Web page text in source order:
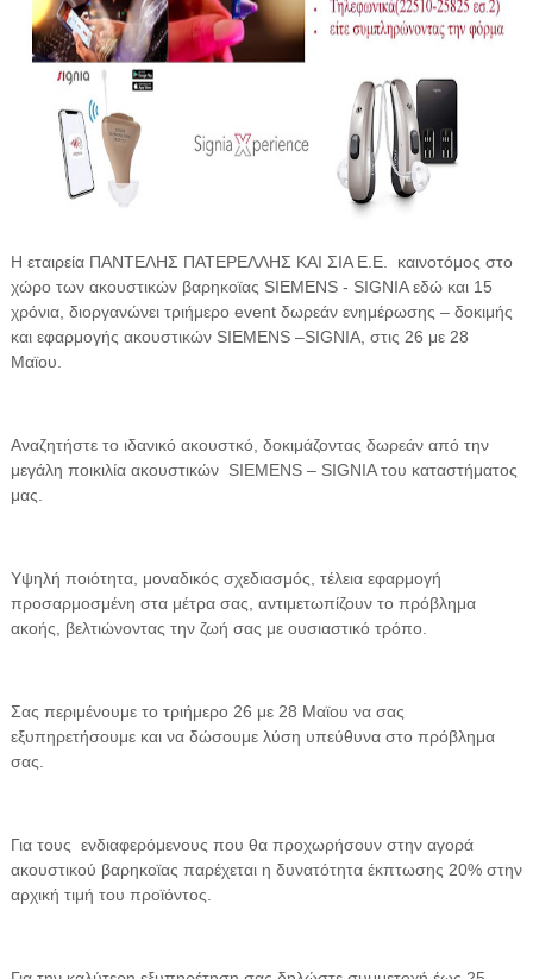
Η εταιρεία ΠΑΝΤΕΛΗΣ ΠΑΤΕΡΕΛΛΗΣ ΚΑΙ ΣΙΑ Ε.Ε.
καινοτόμος στο
χώρο των ακουστικών βαρηκοϊας SIEMENS - SIGNIA εδώ και 15
χρόνια, διοργανώνει τριήμερο event δωρεάν ενημέρωσης – δοκιμής
και εφαρμογής ακουστικών SIEMENS –SIGNIA, στις 26 με 28
Μαϊου.
Αναζητήστε το ιδανικό ακουστκό, δοκιμάζοντας δωρεάν από την
μεγάλη ποικιλία ακουστικών SIEMENS – SIGNIA του καταστήματος
μας.
Υψηλή ποιότητα, μοναδικός σχεδιασμός, τέλεια εφαρμογή
προσαρμοσμένη στα μέτρα σας, αντιμετωπίζουν το πρόβλημα
ακοής, βελτιώνοντας την ζωή σας με ουσιαστικό τρόπο.
Σας περιμένουμε το τριήμερο 26 με 28 Μαϊου να σας
εξυπηρετήσουμε και να δώσουμε λύση υπεύθυνα στο πρόβλημα
σας.
Για τους ενδιαφερόμενους που θα προχωρήσουν στην αγορά
ακουστικού βαρηκοϊας παρέχεται η δυνατότητα έκπτωσης 20% στην
αρχική τιμή του προϊόντος.